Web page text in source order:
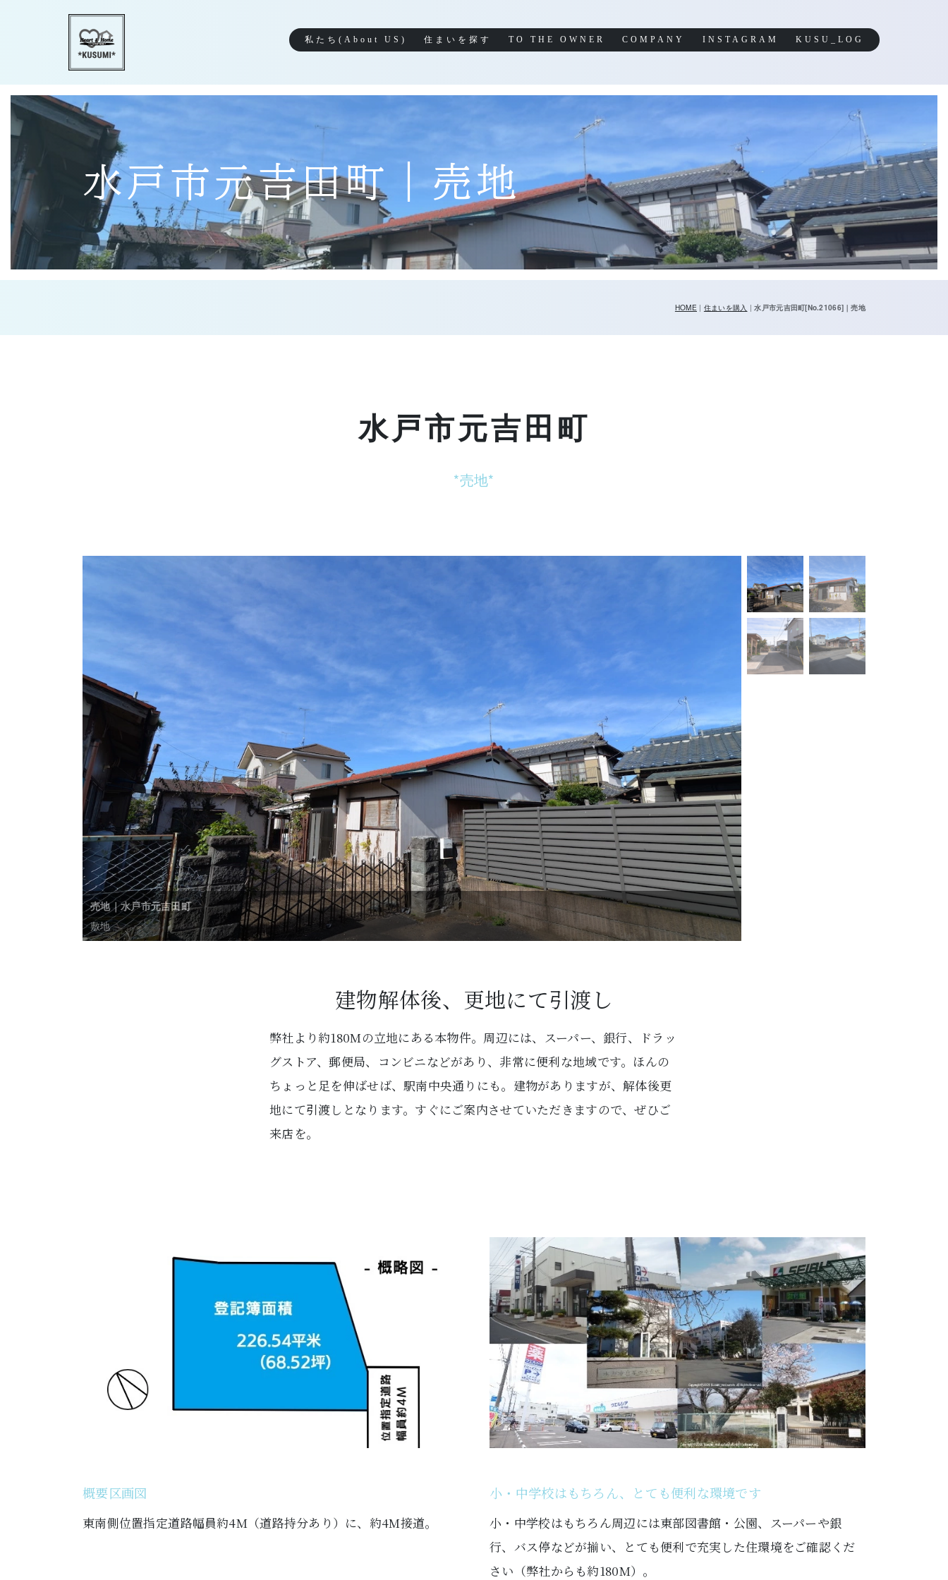
私たち(About US) 住まいを探す TO THE OWNER COMPANY INSTAGRAM KUSU_LOG
水戸市元吉田町｜売地
HOME | 住まいを購入 |水戸市元吉田町[No.21066]｜売地
水戸市元吉田町
*売地*
売地｜水戸市元吉田町
敷地内
建物解体後、更地にて引渡し
弊社より約180Mの立地にある本物件。周辺には、スーパー、銀行、ドラッ
グストア、郵便局、コンビニなどがあり、非常に便利な地域です。ほんの
ちょっと足を伸ばせば、駅南中央通りにも。建物がありますが、解体後更
地にて引渡しとなります。すぐにご案内させていただきますので、ぜひご
来店を。
概要区画図
東南側位置指定道路幅員約4M（道路持分あり）に、約4M接道。
小・中学校はもちろん、とても便利な環境です
小・中学校はもちろん周辺には東部図書館・公園、スーパーや銀
行、バス停などが揃い、とても便利で充実した住環境をご確認くだ
さい（弊社からも約180M）。